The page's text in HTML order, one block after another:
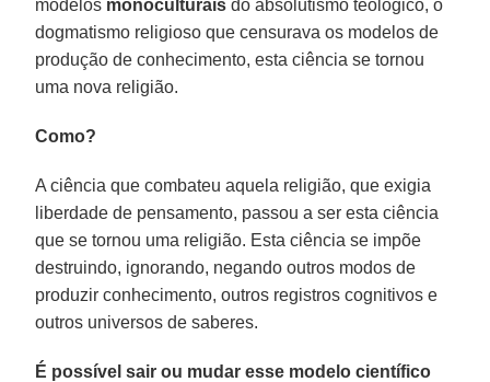
modelos monoculturais do absolutismo teológico, o
dogmatismo religioso que censurava os modelos de
produção de conhecimento, esta ciência se tornou
uma nova religião.
Como?
A ciência que combateu aquela religião, que exigia
liberdade de pensamento, passou a ser esta ciência
que se tornou uma religião. Esta ciência se impõe
destruindo, ignorando, negando outros modos de
produzir conhecimento, outros registros cognitivos e
outros universos de saberes.
É possível sair ou mudar esse modelo científico